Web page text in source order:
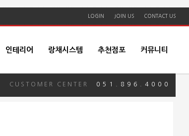
LOGIN JOIN US CONTACT US
인테리어 랑채시스템 추천점포 커뮤니티
CUSTOMER CENTER 051.896.4000